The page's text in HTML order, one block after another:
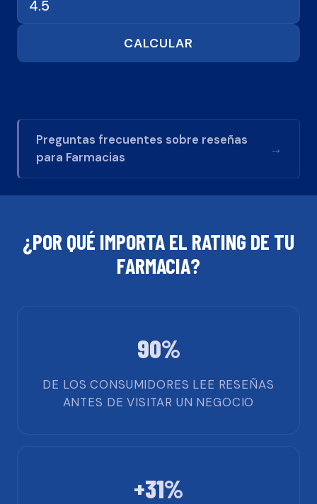
CALCULAR
Preguntas frecuentes sobre reseñas
para Farmacias
→
¿POR QUÉ IMPORTA EL RATING DE TU
FARMACIA?
90%
DE LOS CONSUMIDORES LEE RESEÑAS
ANTES DE VISITAR UN NEGOCIO
+31%